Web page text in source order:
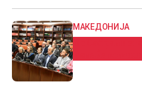
МАКЕДОНИЈА